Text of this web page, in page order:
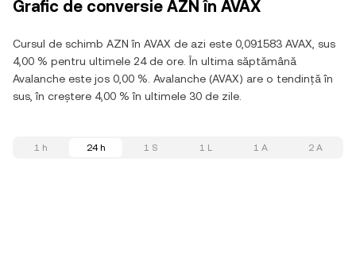
Grafic de conversie AZN în AVAX
Cursul de schimb AZN în AVAX de azi este 0,091583 AVAX, sus
4,00 % pentru ultimele 24 de ore. În ultima săptămână
Avalanche este jos 0,00 %. Avalanche (AVAX) are o tendință în
sus, în creștere 4,00 % în ultimele 30 de zile.
1 h 24 h 1 S 1 L 1 A 2 A